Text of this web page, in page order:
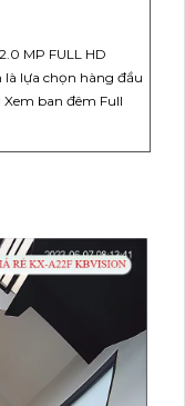
MP FULL HD
lựa chọn hàng đầu
ban đêm Full